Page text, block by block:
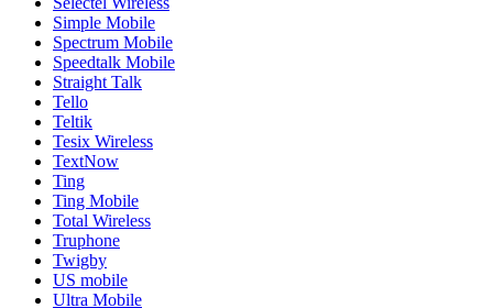
Simple Mobile
Spectrum Mobile
Speedtalk Mobile
Straight Talk
Tello
Teltik
Tesix Wireless
TextNow
Ting
Ting Mobile
Total Wireless
Truphone
Twigby
US mobile
Ultra Mobile